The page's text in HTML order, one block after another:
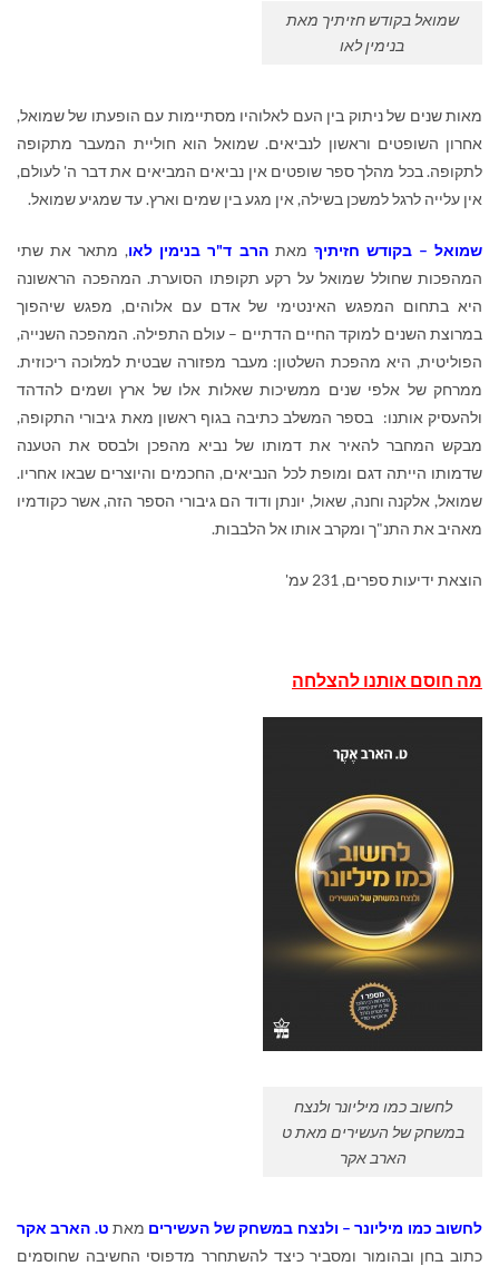
שמואל בקודש חזיתיך מאת
בנימין לאו
מאות שנים של ניתוק בין העם לאלוהיו מסתיימות עם הופעתו של שמואל,
אחרון השופטים וראשון לנביאים. שמואל הוא חוליית המעבר מתקופה
לתקופה. בכל מהלך ספר שופטים אין נביאים המביאים את דבר ה' לעולם,
אין עלייה לרגל למשכן בשילה, אין מגע בין שמים וארץ. עד שמגיע שמואל.
שמואל – בקודש חזיתיךָ מאתהרב ד"ר בנימין לאו, מתאר את שתי
המהפכות שחולל שמואל על רקע תקופתו הסוערת. המהפכה הראשונה
היא בתחום המפגש האינטימי של אדם עם אלוהים, מפגש שיהפוך
במרוצת השנים למוקד החיים הדתיים – עולם התפילה. המהפכה השנייה,
הפוליטית, היא מהפכת השלטון: מעבר מפזורה שבטית למלוכה ריכוזית.
ממרחק של אלפי שנים ממשיכות שאלות אלו של ארץ ושמים להדהד
ולהעסיק אותנו: בספר המשלב כתיבה בגוף ראשון מאת גיבורי התקופה,
מבקש המחבר להאיר את דמותו של נביא מהפכן ולבסס את הטענה
שדמותו הייתה דגם ומופת לכל הנביאים, החכמים והיוצרים שבאו אחריו.
שמואל, אלקנה וחנה, שאול, יונתן ודוד הם גיבורי הספר הזה, אשר כקודמיו
מאהיב את התנ"ך ומקרב אותו אל הלבבות.
הוצאת ידיעות ספרים, 231 עמ'
מה חוסם אותנו להצלחה
לחשוב כמו מיליונר ולנצח
במשחק של העשירים מאת ט
הארב אקר
לחשוב כמו מיליונר – ולנצח במשחק של העשירים מאת ט. הארב אקר
כתוב בחן ובהומור ומסביר כיצד להשתחרר מדפוסי החשיבה שחוסמים